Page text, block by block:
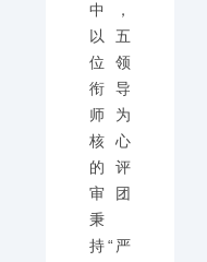
中，
以五
位领
衔导
师为
核心
的评
审团
秉
持“严